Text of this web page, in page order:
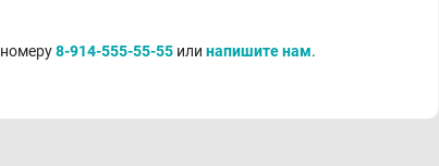
8-914-555-55-55 или напишите нам.